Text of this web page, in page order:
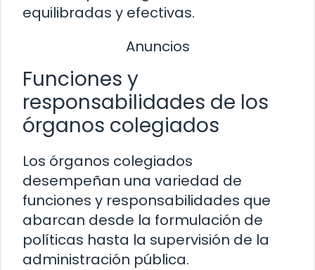
equilibradas y efectivas.
Anuncios
Funciones y
responsabilidades de los
órganos colegiados
Los órganos colegiados
desempeñan una variedad de
funciones y responsabilidades que
abarcan desde la formulación de
políticas hasta la supervisión de la
administración pública.